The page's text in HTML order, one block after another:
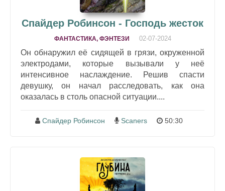
Спайдер Робинсон - Господь жесток
ФАНТАСТИКА, ФЭНТЕЗИ 02-07-2024
Он обнаружил её сидящей в грязи, окруженной
электродами, которые вызывали у неё
интенсивное наслаждение. Решив спасти
девушку, он начал расследовать, как она
оказалась в столь опасной ситуации....
Спайдер Робинсон Scaners 50:30